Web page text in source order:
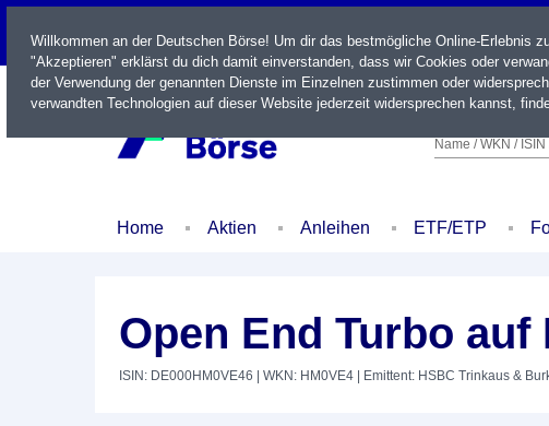
LIVE
Name / WKN / ISIN
Home Aktien Anleihen ETF/ETP
Open End Turbo
ISIN: DE000HM0VE46 | WKN: HM0VE4 | Emittent: HSBC Trinkaus &
Willkommen an der Deutschen Börse! Um dir das bestmögliche Online-Erlebnis
"Akzeptieren" erklärst du dich damit einverstanden, dass wir Cookies oder
der Verwendung der genannten Dienste im Einzelnen zustimmen oder
verwandten Technologien auf dieser Website jederzeit widersprechen kannst,